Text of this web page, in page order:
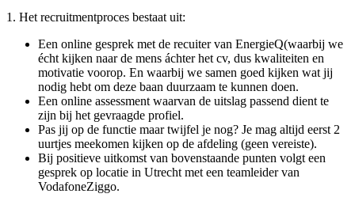
1. Het recruitmentproces bestaat uit:
Een online gesprek met de recuiter van EnergieQ(waarbij we
écht kijken naar de mens áchter het cv, dus kwaliteiten en
motivatie voorop. En waarbij we samen goed kijken wat jij
nodig hebt om deze baan duurzaam te kunnen doen.
Een online assessment waarvan de uitslag passend dient te
zijn bij het gevraagde profiel.
Pas jij op de functie maar twijfel je nog? Je mag altijd eerst 2
uurtjes meekomen kijken op de afdeling (geen vereiste).
Bij positieve uitkomst van bovenstaande punten volgt een
gesprek op locatie in Utrecht met een teamleider van
VodafoneZiggo.